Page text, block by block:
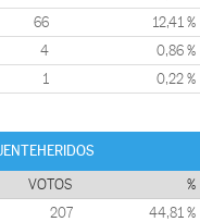
66 12,41 %
4 0,86 %
1 0,22 %
VOTOS %
207 44,81 %